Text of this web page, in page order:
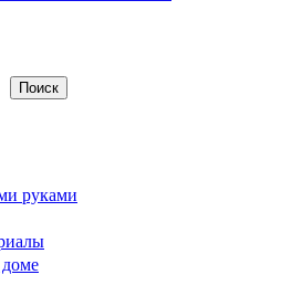
Поиск
руками